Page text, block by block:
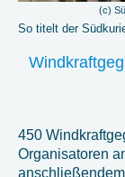
(c)
So titelt der
450
Organisatoren